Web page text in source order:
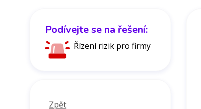
Podívejte se na řešení:
Řízení rizik pro firmy
Zpět